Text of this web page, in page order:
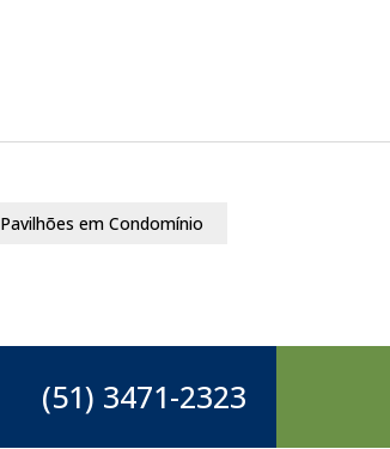
Pavilhões em Condomínio
(51) 3471-2323